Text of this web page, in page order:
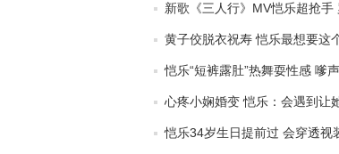
新歌《三人行》MV恺乐超抢
黄子佼脱衣祝寿 恺乐最想要这
恺乐“短裤露肚”热舞耍性感 嗲
心疼小娴婚变 恺乐：会遇到让
恺乐34岁生日提前过 会穿透视